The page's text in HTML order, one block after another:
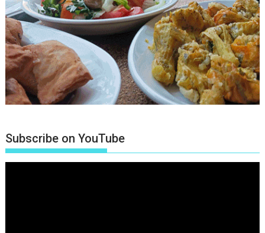
Subscribe on YouTube